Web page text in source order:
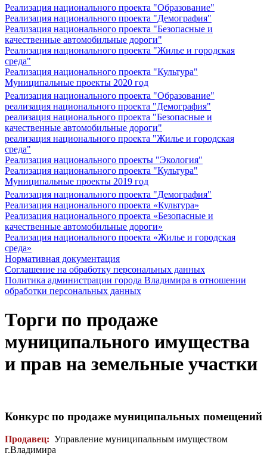
Реализация национального проекта "Образование"
Реализация национального проекта "Демография"
Реализация национального проекта "Безопасные и
качественные автомобильные дороги"
Реализация национального проекта "Жилье и городская
среда"
Реализация национального проекта "Культура"
Муниципальные проекты 2020 год
Реализация национального проекта "Образование"
реализация национального проекта "Демография"
реализация национального проекта "Безопасные и
качественные автомобильные дороги"
реализация национального проекта "Жилье и городская
среда"
Реализация национального проекты "Экология"
Реализация национального проекта "Культура"
Муниципальные проекты 2019 год
Реализация национального проекта "Демография"
Реализация национального проекта «Культура»
Реализация национального проекта «Безопасные и
качественные автомобильные дороги»
Реализация национального проекта «Жилье и городская
среда»
Нормативная документация
Соглашение на обработку персональных данных
Политика администрации города Владимира в отношении
обработки персональных данных
Торги по продаже
муниципального имущества
и прав на земельные участки
Конкурс по продаже муниципальных помещений
Продавец: Управление муниципальным имуществом
г.Владимира